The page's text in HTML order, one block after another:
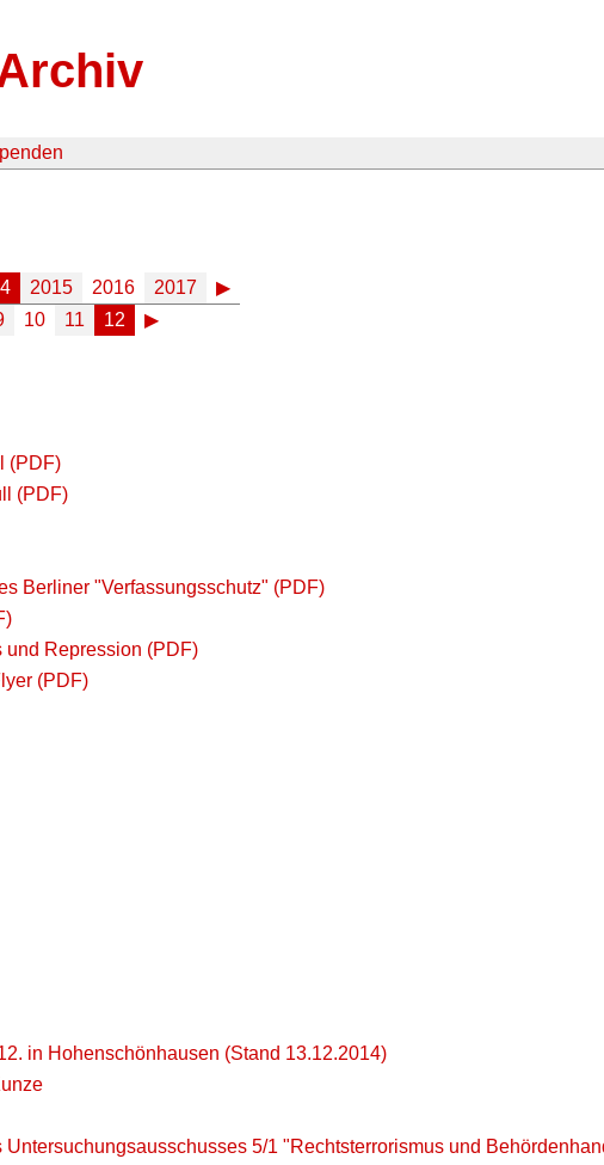
2015 2016 2017
▶
10 11 12 ▶
(PDF)
(PDF)
Berliner "Verfassungsschutz" (PDF)
und Repression (PDF)
(PDF)
in Hohenschönhausen (Stand 13.12.2014)
5/1 "Rechtsterrorismus und